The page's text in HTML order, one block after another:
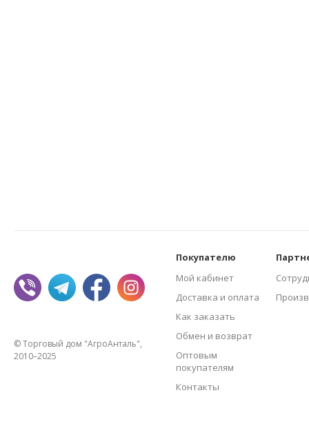
© Торговый дом "АгроАнталь",
2010–2025
Покупателю
Мой кабинет
Доставка и оплата
Как заказать
Обмен и возврат
Оптовым
покупателям
Контакты